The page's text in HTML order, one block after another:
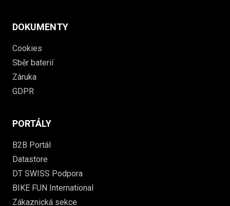
DOKUMENTY
Cookies
Sběr baterií
Záruka
GDPR
PORTÁLY
B2B Portál
Datastore
DT SWISS Podpora
BIKE FUN International
Zákaznická sekce